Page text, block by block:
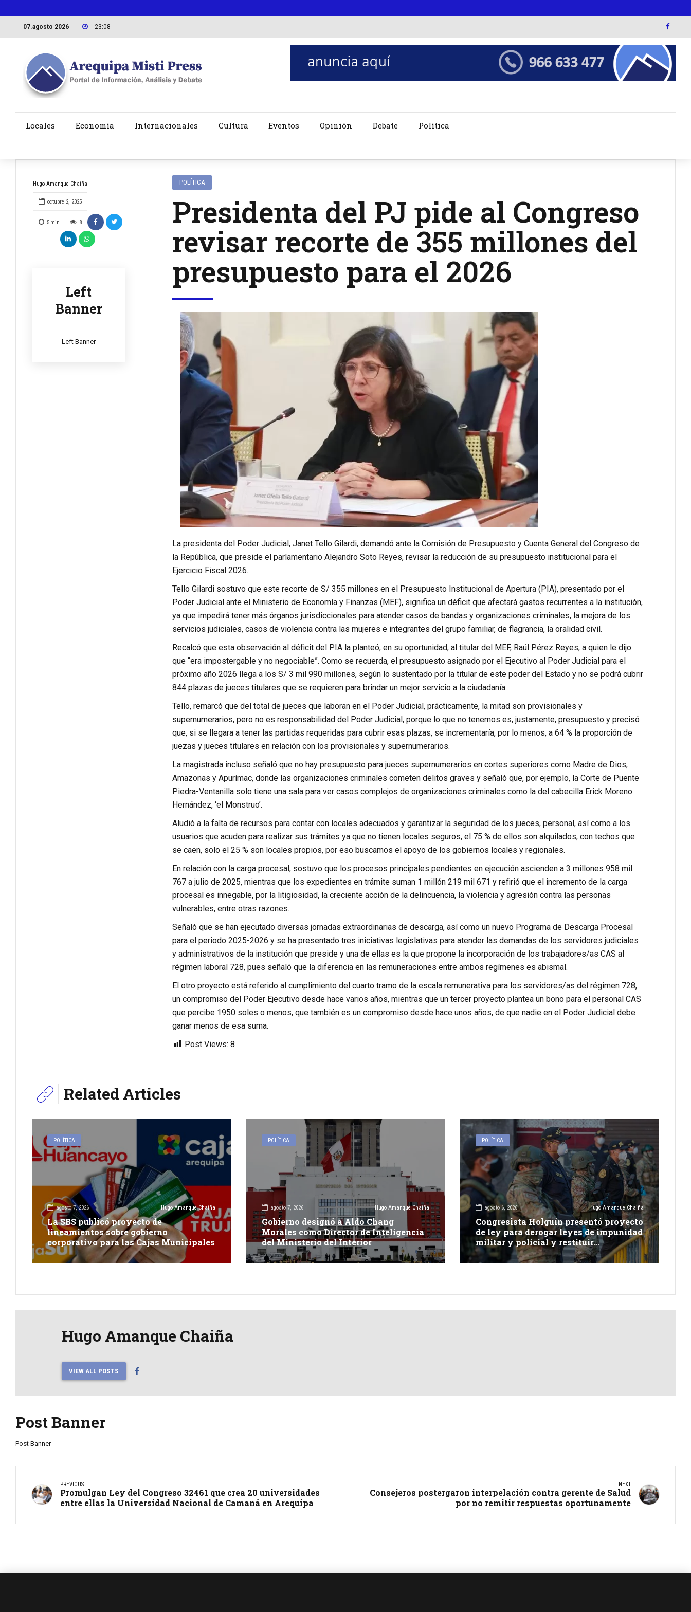
07.agosto 2026 23:08
Locales Economía Internacionales Cultura Eventos Opinión Debate Política
Hugo Amanque Chaiña
octubre 2, 2025
5 min 8
Left
Banner
Left Banner
POLÍTICA
Presidenta del PJ pide al Congreso
revisar recorte de 355 millones del
presupuesto para el 2026
La presidenta del Poder Judicial, Janet Tello Gilardi, demandó ante la Comisión de Presupuesto y Cuenta General del Congreso de
la República, que preside el parlamentario Alejandro Soto Reyes, revisar la reducción de su presupuesto institucional para el
Ejercicio Fiscal 2026.
Tello Gilardi sostuvo que este recorte de S/ 355 millones en el Presupuesto Institucional de Apertura (PIA), presentado por el
Poder Judicial ante el Ministerio de Economía y Finanzas (MEF), significa un déficit que afectará gastos recurrentes a la institución,
ya que impedirá tener más órganos jurisdiccionales para atender casos de bandas y organizaciones criminales, la mejora de los
servicios judiciales, casos de violencia contra las mujeres e integrantes del grupo familiar, de flagrancia, la oralidad civil.
Recalcó que esta observación al déficit del PIA la planteó, en su oportunidad, al titular del MEF, Raúl Pérez Reyes, a quien le dijo
que “era impostergable y no negociable”. Como se recuerda, el presupuesto asignado por el Ejecutivo al Poder Judicial para el
próximo año 2026 llega a los S/ 3 mil 990 millones, según lo sustentado por la titular de este poder del Estado y no se podrá cubrir
844 plazas de jueces titulares que se requieren para brindar un mejor servicio a la ciudadanía.
Tello, remarcó que del total de jueces que laboran en el Poder Judicial, prácticamente, la mitad son provisionales y
supernumerarios, pero no es responsabilidad del Poder Judicial, porque lo que no tenemos es, justamente, presupuesto y precisó
que, si se llegara a tener las partidas requeridas para cubrir esas plazas, se incrementaría, por lo menos, a 64 % la proporción de
juezas y jueces titulares en relación con los provisionales y supernumerarios.
La magistrada incluso señaló que no hay presupuesto para jueces supernumerarios en cortes superiores como Madre de Dios,
Amazonas y Apurímac, donde las organizaciones criminales cometen delitos graves y señaló que, por ejemplo, la Corte de Puente
Piedra-Ventanilla solo tiene una sala para ver casos complejos de organizaciones criminales como la del cabecilla Erick Moreno
Hernández, ‘el Monstruo’.
Aludió a la falta de recursos para contar con locales adecuados y garantizar la seguridad de los jueces, personal, así como a los
usuarios que acuden para realizar sus trámites ya que no tienen locales seguros, el 75 % de ellos son alquilados, con techos que
se caen, solo el 25 % son locales propios, por eso buscamos el apoyo de los gobiernos locales y regionales.
En relación con la carga procesal, sostuvo que los procesos principales pendientes en ejecución ascienden a 3 millones 958 mil
767 a julio de 2025, mientras que los expedientes en trámite suman 1 millón 219 mil 671 y refirió que el incremento de la carga
procesal es innegable, por la litigiosidad, la creciente acción de la delincuencia, la violencia y agresión contra las personas
vulnerables, entre otras razones.
Señaló que se han ejecutado diversas jornadas extraordinarias de descarga, así como un nuevo Programa de Descarga Procesal
para el periodo 2025-2026 y se ha presentado tres iniciativas legislativas para atender las demandas de los servidores judiciales
y administrativos de la institución que preside y una de ellas es la que propone la incorporación de los trabajadores/as CAS al
régimen laboral 728, pues señaló que la diferencia en las remuneraciones entre ambos regímenes es abismal.
El otro proyecto está referido al cumplimiento del cuarto tramo de la escala remunerativa para los servidores/as del régimen 728,
un compromiso del Poder Ejecutivo desde hace varios años, mientras que un tercer proyecto plantea un bono para el personal CAS
que percibe 1950 soles o menos, que también es un compromiso desde hace unos años, de que nadie en el Poder Judicial debe
ganar menos de esa suma.
Post Views: 8
Related Articles
POLÍTICA
agosto 7, 2026 Hugo Amanque Chaiña
La SBS publicó proyecto de
lineamientos sobre gobierno
corporativo para las Cajas Municipales
POLÍTICA
agosto 7, 2026 Hugo Amanque Chaiña
Gobierno designó a Aldo Chang
Morales como Director de Inteligencia
del Ministerio del Interior
POLÍTICA
agosto 6, 2026 Hugo Amanque Chaiña
Congresista Holguín presentó proyecto
de ley para derogar leyes de impunidad
militar y policial y restituir
competencia de justicia ordinaria
Hugo Amanque Chaiña
VIEW ALL POSTS
Post Banner
Post Banner
PREVIOUS
Promulgan Ley del Congreso 32461 que crea 20 universidades
entre ellas la Universidad Nacional de Camaná en Arequipa
NEXT
Consejeros postergaron interpelación contra gerente de Salud
por no remitir respuestas oportunamente